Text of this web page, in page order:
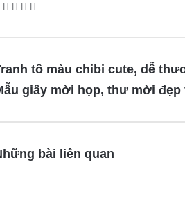
F
o
X P
r
t
M
n
r
n
r
tô màu chibi cute, dễ
giấy mời họp, thư mời đẹp
bài liên quan